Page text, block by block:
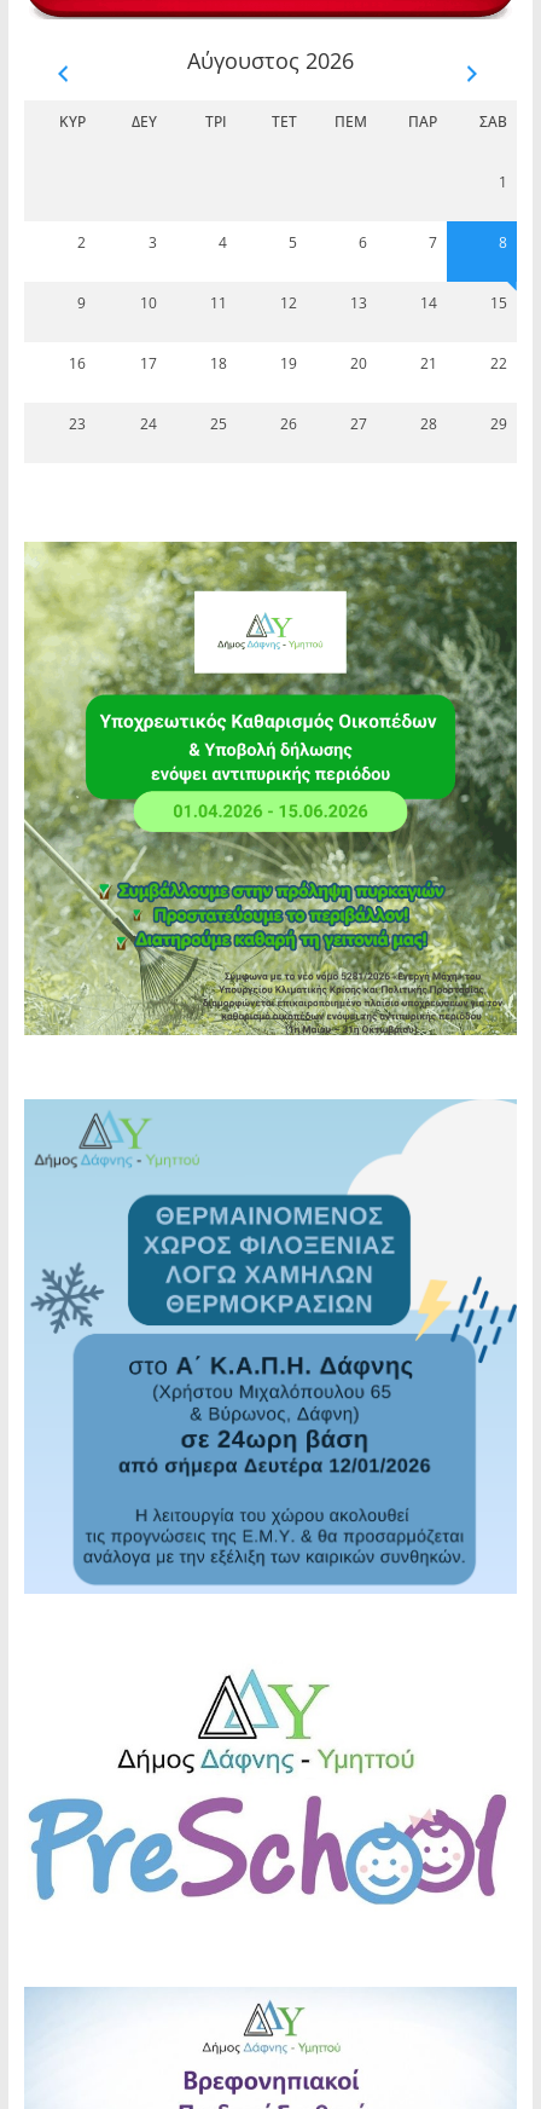
Αύγουστος 2026
ΚΥΡ ΔΕΥ ΤΡΊ ΤΕΤ ΠΈΜ ΠΑΡ ΣΆΒ
1
2 3 4 5 6 7 8
9 10 11 12 13 14 15
16 17 18 19 20 21 22
23 24 25 26 27 28 29